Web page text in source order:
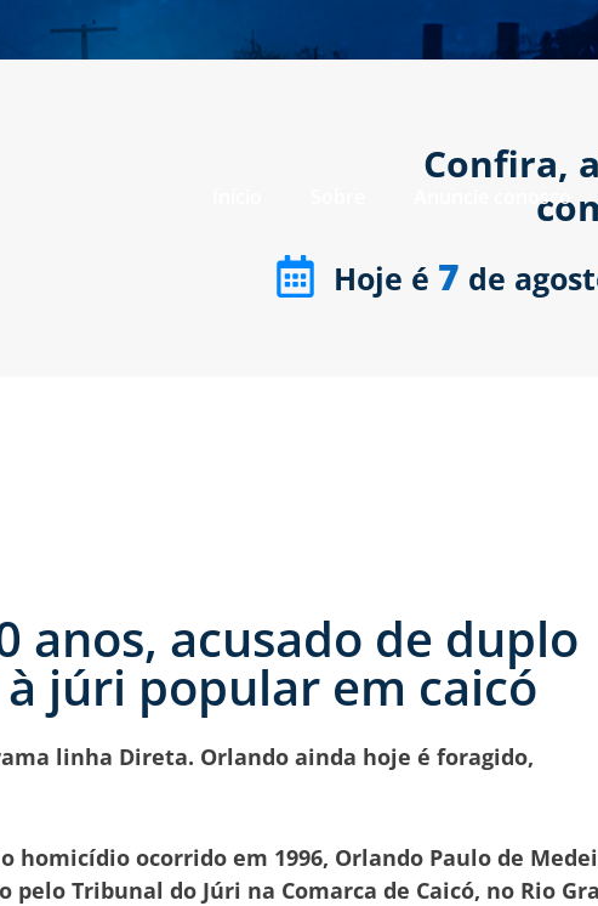
Anuncie conosco
Confira,
Hoje é 7 de
anos, acusado de duplo
júri popular em caicó
linha Direta. Orlando ainda hoje é foragido,
homicídio ocorrido em 1996, Orlando Paulo de
Tribunal do Júri na Comarca de Caicó, no Rio